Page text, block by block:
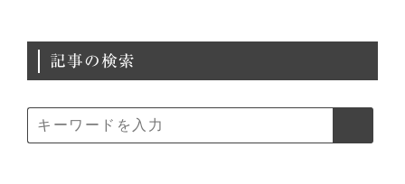
記事の検索